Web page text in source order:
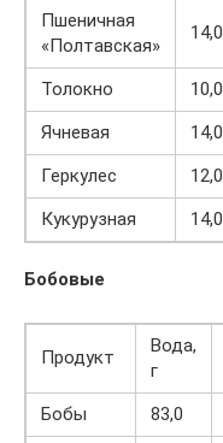
Пшеничная
«Полтавская»
14,0
Толокно 10,0
Ячневая
14,0
Геркулес
12,0
Кукурузная
14,0
Бобовые
Продукт
Вода,
г
Бобы 83,0